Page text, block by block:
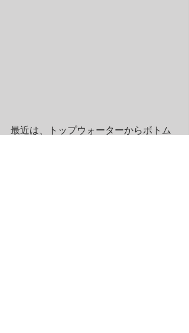
最近は、トップウォーターからボトム